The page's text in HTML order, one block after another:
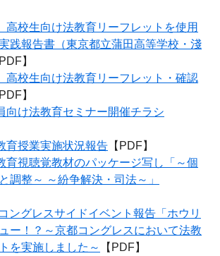
校生向け法教育リーフレットを使用
践報告書（東京都立蒲田高等学校・淺
】
校生向け法教育リーフレット・確認
】
け法教育セミナー開催チラシ
授業実施状況報告 【PDF】
視聴覚教材のパッケージ写し「～個
調整～ ～紛争解決・司法～」
ングレスサイドイベント報告「ホウリ
ー！？～京都コングレスにおいて法教
を実施しました～
【PDF】